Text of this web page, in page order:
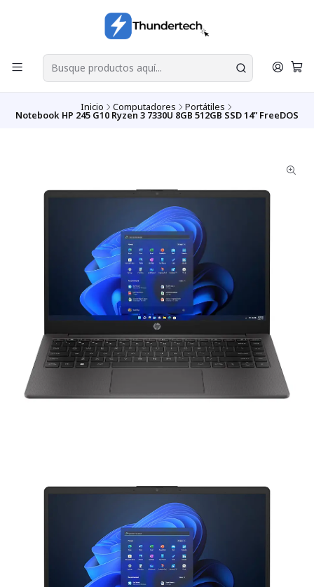
Inicio Computadores Portátiles
Notebook HP 245 G10 Ryzen 3 7330U 8GB 512GB SSD 14” FreeDOS